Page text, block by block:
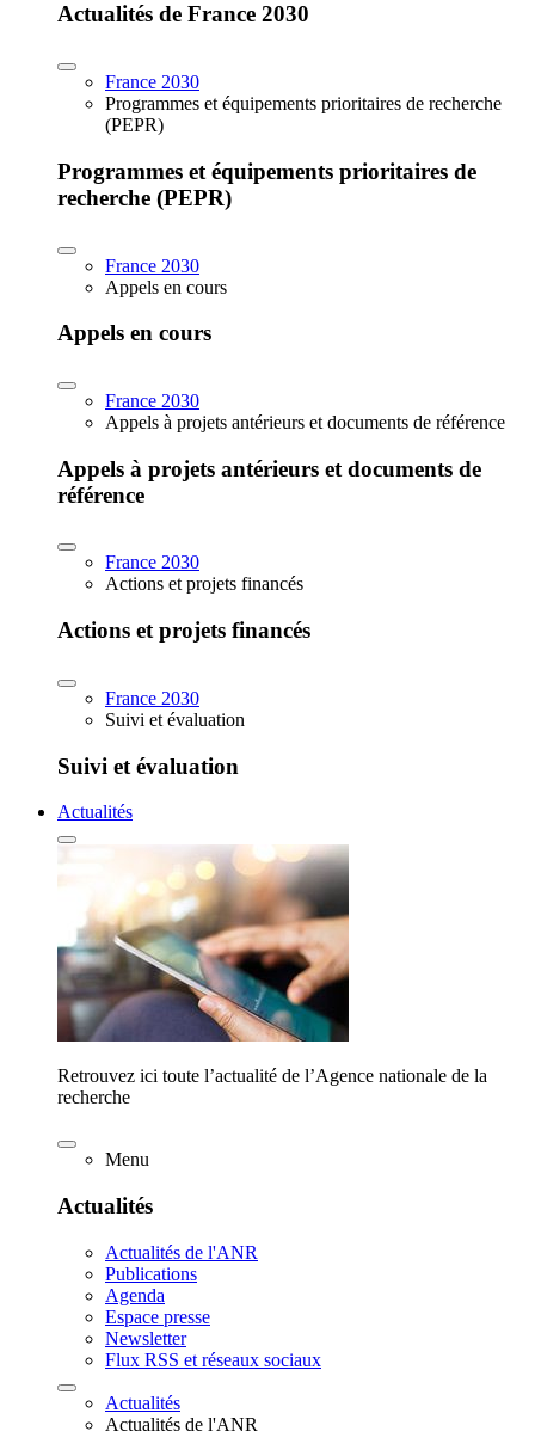
Actualités de France 2030
France 2030
Programmes et équipements prioritaires de recherche
(PEPR)
Programmes et équipements prioritaires de
recherche (PEPR)
France 2030
Appels en cours
Appels en cours
France 2030
Appels à projets antérieurs et documents de référence
Appels à projets antérieurs et documents de
référence
France 2030
Actions et projets financés
Actions et projets financés
France 2030
Suivi et évaluation
Suivi et évaluation
Actualités
Retrouvez ici toute l’actualité de l’Agence nationale de la
recherche
Menu
Actualités
Actualités de l'ANR
Publications
Agenda
Espace presse
Newsletter
Flux RSS et réseaux sociaux
Actualités
Actualités de l'ANR